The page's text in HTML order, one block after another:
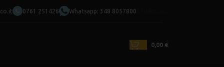
0761 251426 Whatsapp: 348 8057800
0,00 €